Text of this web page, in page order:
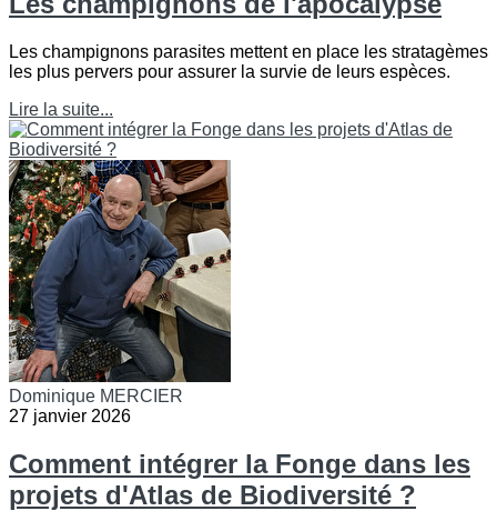
Les champignons parasites mettent en place les stratagèmes
les plus pervers pour assurer la survie de leurs espèces.
Lire la suite...
Dominique MERCIER
27 janvier 2026
Comment intégrer la Fonge dans les
projets d'Atlas de Biodiversité ?